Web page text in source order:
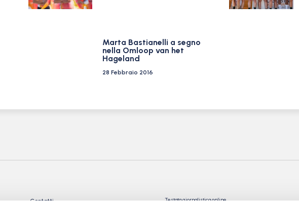
Marta Bastianelli a segno
nella Omloop van het
Hageland
28 Febbraio 2016
Contatti
Testata giornalistica online